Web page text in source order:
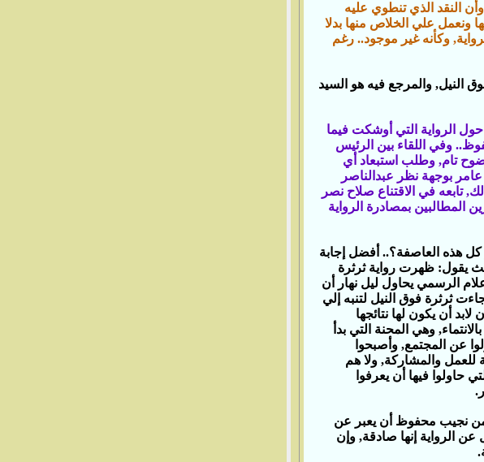
النقد الذي تنطوي عليه
ونعمل علي الخلاص منها بدلا
وكأنه غير موجود‏..‏ رغم
النيل‏,‏ والمرجع فيه هو السيد
الرواية التي أوشكت فيما
وفي اللقاء بين الرئيس
تام‏,‏ وطلب استبعاد أي
عامر بوجهة نظر عبدالناصر
تابعه في الاقتناع صلاح نصر
المطالبين بمصادرة الرواية
كل هذه العاصفة؟‏..‏ أفضل إجابة
يقول‏:‏ ظهرت رواية ثرثرة
الرسمي يحاول ليل نهار أن
ثرثرة فوق النيل لتنبه إلي
أن يكون لها نتائجها
وهي المحنة التي بدأ
عن المجتمع‏,‏ وأصبحوا
للعمل والمشاركة‏,‏ ولا هم
حاولوا فيها أن يعرفوا
نجيب محفوظ أن يعبر عن
الرواية إنها صادقة‏,‏ وإن